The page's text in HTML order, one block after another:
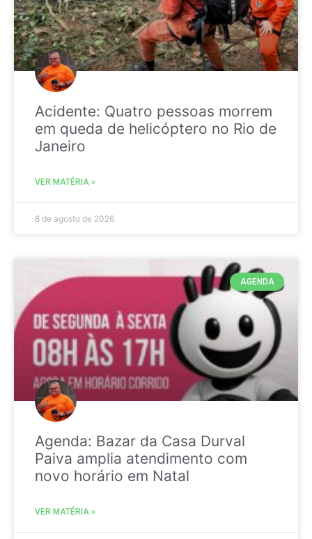
Acidente: Quatro pessoas morrem
em queda de helicóptero no Rio de
Janeiro
VER MATÉRIA »
8 de agosto de 2026
AGENDA
Agenda: Bazar da Casa Durval
Paiva amplia atendimento com
novo horário em Natal
VER MATÉRIA »